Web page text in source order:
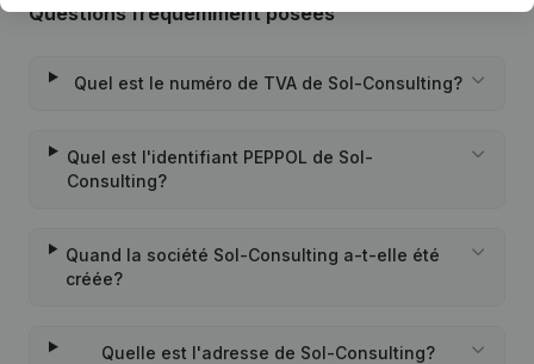
Questions fréquemment posées
Quel est le numéro de TVA de Sol-Consulting?
Quel est l'identifiant PEPPOL de Sol-
Consulting?
Quand la société Sol-Consulting a-t-elle été
créée?
Quelle est l'adresse de Sol-Consulting?